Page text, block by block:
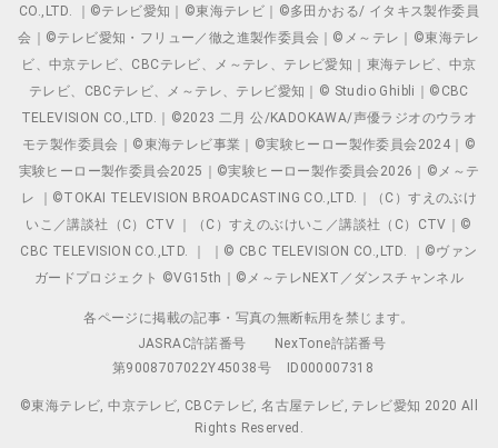
CO.,LTD. ｜©テレビ愛知｜©東海テレビ｜©多田かおる/ イタキス製作委員
会｜©テレビ愛知・フリュー／徹之進製作委員会｜©メ～テレ｜©東海テレ
ビ、中京テレビ、CBCテレビ、メ～テレ、テレビ愛知｜東海テレビ、中京
テレビ、CBCテレビ、メ～テレ、テレビ愛知｜© Studio Ghibli｜©CBC
TELEVISION CO.,LTD.｜©2023 二月 公/KADOKAWA/声優ラジオのウラオ
モテ製作委員会｜©東海テレビ事業｜©実験ヒーロー製作委員会2024｜©
実験ヒーロー製作委員会2025｜©実験ヒーロー製作委員会2026｜©メ～テ
レ ｜©TOKAI TELEVISION BROADCASTING CO.,LTD.｜（C）すえのぶけ
いこ／講談社（C）CTV ｜（C）すえのぶけいこ／講談社（C）CTV｜©
CBC TELEVISION CO.,LTD. ｜ ｜© CBC TELEVISION CO.,LTD. ｜©ヴァン
ガードプロジェクト ©VG15th｜©メ～テレNEXT／ダンスチャンネル
各ページに掲載の記事・写真の無断転用を禁じます。
JASRAC許諾番号
NexTone許諾番号
第9008707022Y45038号
ID000007318
©東海テレビ, 中京テレビ, CBCテレビ, 名古屋テレビ, テレビ愛知 2020 All
Rights Reserved.